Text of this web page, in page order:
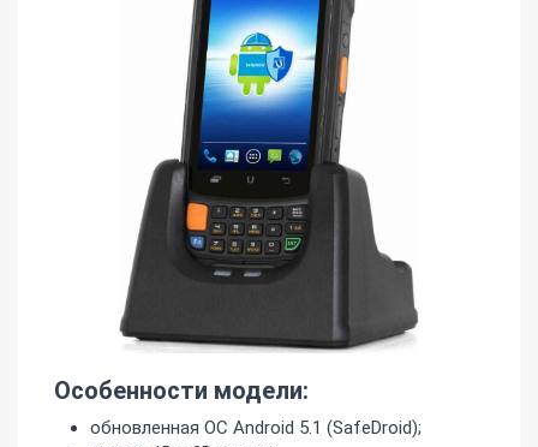
Особенности модели:
обновленная ОС Android 5.1 (SafeDroid);